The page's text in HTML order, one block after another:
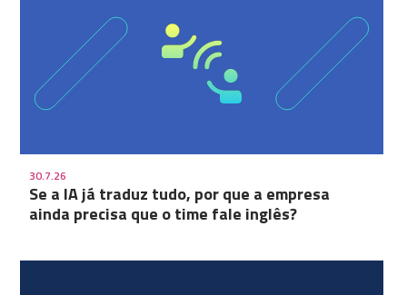
30.7.26
Se a IA já traduz tudo, por que a empresa
ainda precisa que o time fale inglês?